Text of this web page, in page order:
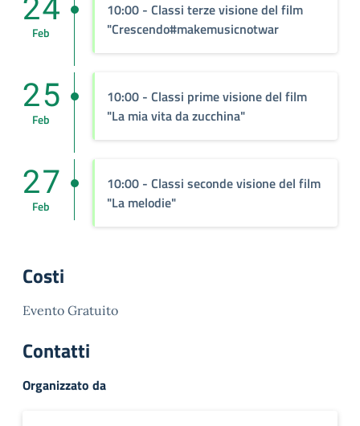
Feb
10:00 - Classi terze visione del film
"Crescendo#makemusicnotwar
25
Feb
10:00 - Classi prime visione del film
"La mia vita da zucchina"
27
Feb
10:00 - Classi seconde visione del film
"La melodie"
Costi
Evento Gratuito
Contatti
Organizzato da